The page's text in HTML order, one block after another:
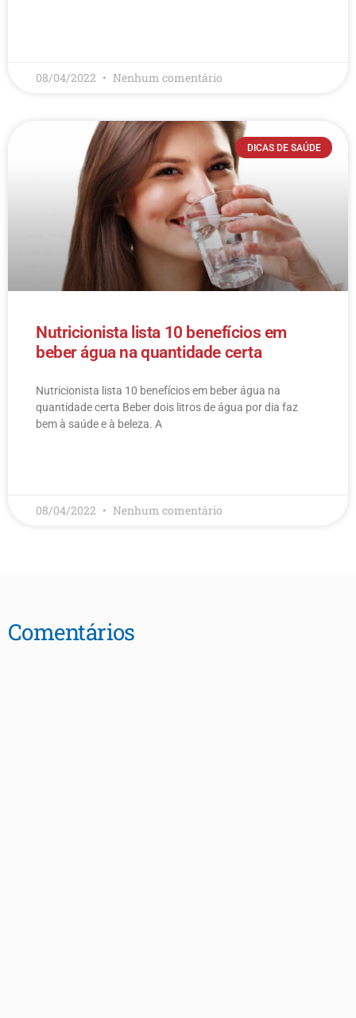
08/04/2022 Nenhum comentário
DICAS DE SAÚDE
Nutricionista lista 10 benefícios em
beber água na quantidade certa
Nutricionista lista 10 benefícios em beber água na
quantidade certa Beber dois litros de água por dia faz
bem à saúde e à beleza. A
08/04/2022 Nenhum comentário
Comentários